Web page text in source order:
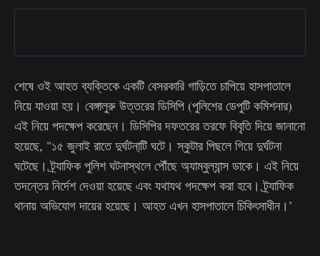
শেষে ওই আহত ব্যক্তিকে একটি বেসরকারি গাড়িতে চাপিয়ে হাসপাতালে
নিয়ে যাওয়া হয়। বেঙ্গালুরু উত্তরের ডিসিপি (পুলিশের ডেপুটি কমিশনার)
এই নিয়ে পদক্ষেপ করেছেন। ডিসিপির দফতরের তরফে বিবৃতি দিয়ে জানানো
হয়েছে, "১৫ জুলাই রাতে দুর্ঘটনা্টি ঘটে। স্কুটার পিছলে গিয়ে দুর্ঘটনা
ঘটেছে। ট্র্যাফিক পুলিশ ঘটনাস্থলে পৌঁছে অ্যাম্বুল্যান্স ডাকে। এই নিয়ে
তদন্তের নির্দেশ দেওয়া হয়েছে এবং যথাযথ পদক্ষেপ করা হবে। ট্র্যাফিক
থানায় অভিযোগ দায়ের হয়েছে। আহত এখন হাসপাতালে চিকিৎসাধীন।’